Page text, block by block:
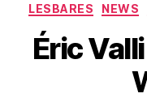
LESBARES NEWS
Éric